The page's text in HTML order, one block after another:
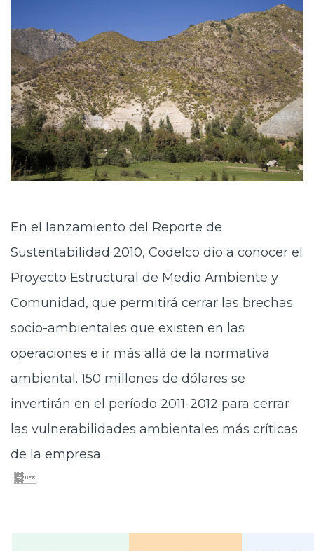
Prensa
Trabaja en Codelco
Transparencia activa
Canales de denuncia
Proveedores
En el lanzamiento del Reporte de
Sustentabilidad 2010, Codelco dio a conocer el
Proyecto Estructural de Medio Ambiente y
Comunidad, que permitirá cerrar las brechas
socio-ambientales que existen en las
operaciones e ir más allá de la normativa
ambiental. 150 millones de dólares se
invertirán en el período 2011-2012 para cerrar
las vulnerabilidades ambientales más críticas
de la empresa.